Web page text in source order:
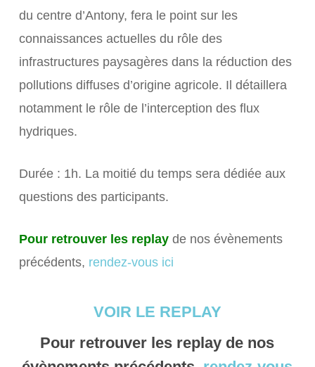
du centre d’Antony, fera le point sur les
connaissances actuelles du rôle des
infrastructures paysagères dans la réduction des
pollutions diffuses d’origine agricole. Il détaillera
notamment le rôle de l’interception des flux
hydriques.
Durée : 1h. La moitié du temps sera dédiée aux
questions des participants.
Pour retrouver les replay de nos évènements
précédents, rendez-vous ici
VOIR LE REPLAY
Pour retrouver les replay de nos